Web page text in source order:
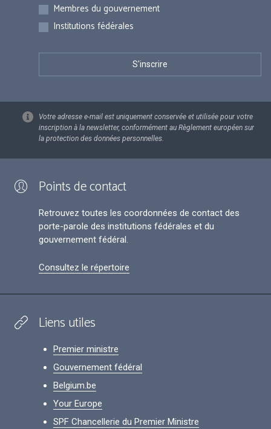
Membres du gouvernement
Institutions fédérales
Votre adresse e-mail est uniquement conservée et utilisée pour votre
inscription à la newsletter, conformément au Règlement européen sur
la protection des données personnelles.
Points de contact
Retrouvez toutes les coordonnées de contact des
porte-parole des institutions fédérales et du
gouvernement fédéral.
Consultez le répertoire
Liens utiles
Premier ministre
Gouvernement fédéral
Belgium.be
Your Europe
SPF Chancellerie du Premier Ministre